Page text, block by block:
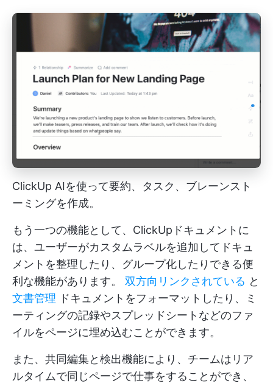
ClickUp AIを使って要約、タスク、ブレーンスト
ーミングを作成。
もう一つの機能として、ClickUpドキュメントに
は、ユーザーがカスタムラベルを追加してドキュ
メントを整理したり、グループ化したりできる便
利な機能があります。 双方向リンクされている と
文書管理 ドキュメントをフォーマットしたり、ミ
ーティングの記録やスプレッドシートなどのファ
イルをページに埋め込むことができます。
また、共同編集と検出機能により、チームはリア
ルタイムで同じページで仕事をすることができ、